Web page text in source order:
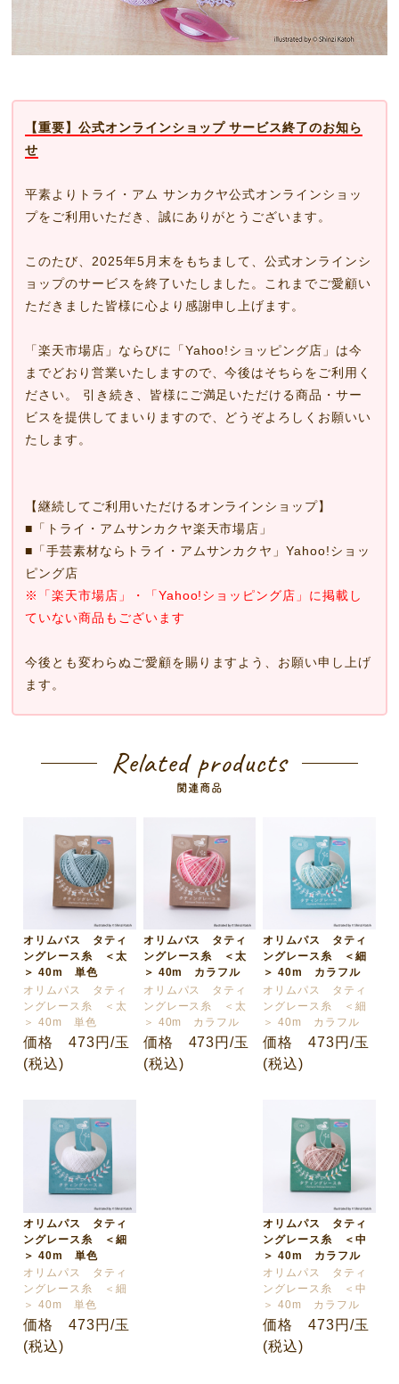
【重要】公式オンラインショップ サービス終了のお知ら
せ
平素よりトライ・アム サンカクヤ公式オンラインショッ
プをご利用いただき、誠にありがとうございます。
このたび、2025年5月末をもちまして、公式オンラインシ
ョップのサービスを終了いたしました。これまでご愛顧い
ただきました皆様に心より感謝申し上げます。
「楽天市場店」ならびに「Yahoo!ショッピング店」は今
までどおり営業いたしますので、今後はそちらをご利用く
ださい。 引き続き、皆様にご満足いただける商品・サー
ビスを提供してまいりますので、どうぞよろしくお願いい
たします。
【継続してご利用いただけるオンラインショップ】
■ 「トライ・アムサンカクヤ楽天市場店」
■ 「手芸素材ならトライ・アムサンカクヤ」Yahoo!ショッ
ピング店
※「楽天市場店」・「Yahoo!ショッピング店」に掲載し
ていない商品もございます
今後とも変わらぬご愛顧を賜りますよう、お願い申し上げ
ます。
Related products
関連商品
オリムパス タティ
ングレース糸 ＜太
＞ 40m 単色
オリムパス タティ
ングレース糸 ＜太
＞ 40m 単色
価格 473円/玉
(税込)
オリムパス タティ
ングレース糸 ＜太
＞ 40m カラフル
オリムパス タティ
ングレース糸 ＜太
＞ 40m カラフル
価格 473円/玉
(税込)
オリムパス タティ
ングレース糸 ＜細
＞ 40m カラフル
オリムパス タティ
ングレース糸 ＜細
＞ 40m カラフル
価格 473円/玉
(税込)
オリムパス タティ
ングレース糸 ＜細
＞ 40m 単色
オリムパス タティ
ングレース糸 ＜細
＞ 40m 単色
価格 473円/玉
(税込)
オリムパス タティ
ングレース糸 ＜中
＞ 40m カラフル
オリムパス タティ
ングレース糸 ＜中
＞ 40m カラフル
価格 473円/玉
(税込)